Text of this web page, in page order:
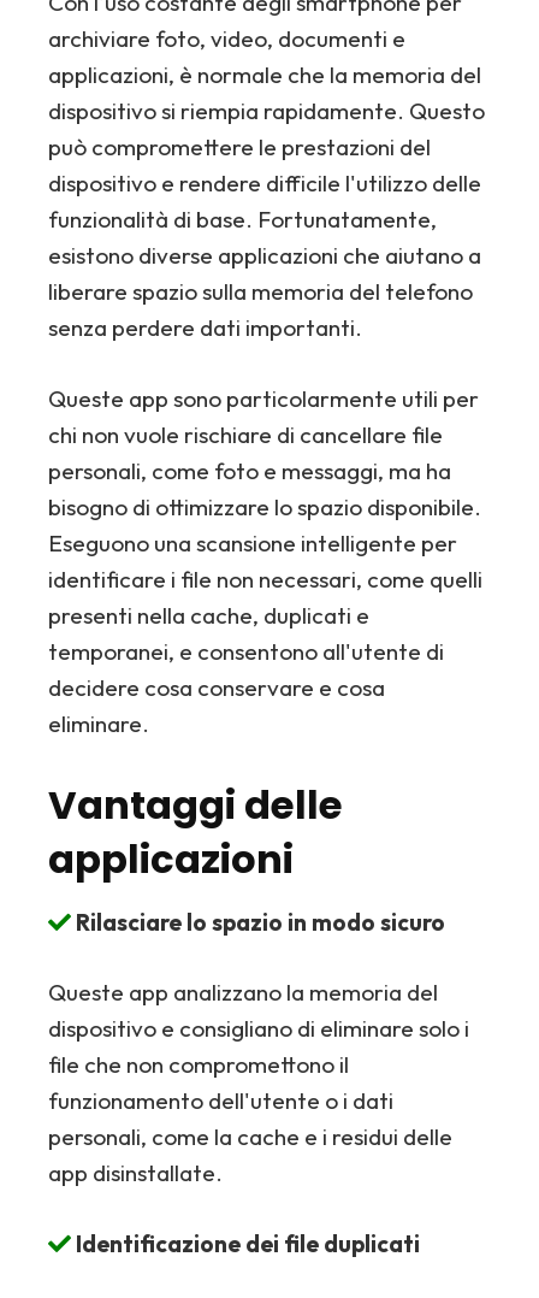
archiviare foto, video, documenti e
applicazioni, è normale che la memoria del
dispositivo si riempia rapidamente. Questo
può compromettere le prestazioni del
dispositivo e rendere difficile l'utilizzo delle
funzionalità di base. Fortunatamente,
esistono diverse applicazioni che aiutano a
liberare spazio sulla memoria del telefono
senza perdere dati importanti.
Queste app sono particolarmente utili per
chi non vuole rischiare di cancellare file
personali, come foto e messaggi, ma ha
bisogno di ottimizzare lo spazio disponibile.
Eseguono una scansione intelligente per
identificare i file non necessari, come quelli
presenti nella cache, duplicati e
temporanei, e consentono all'utente di
decidere cosa conservare e cosa
eliminare.
Vantaggi delle
applicazioni
Rilasciare lo spazio in modo sicuro
Queste app analizzano la memoria del
dispositivo e consigliano di eliminare solo i
file che non compromettono il
funzionamento dell'utente o i dati
personali, come la cache e i residui delle
app disinstallate.
Identificazione dei file duplicati